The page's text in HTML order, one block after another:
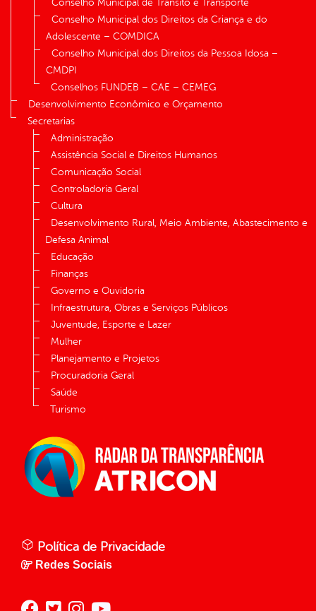
Conselho Municipal de Trânsito e Transporte
Conselho Municipal dos Direitos da Criança e do
Adolescente – COMDICA
Conselho Municipal dos Direitos da Pessoa Idosa –
CMDPI
Conselhos FUNDEB – CAE – CEMEG
Desenvolvimento Econômico e Orçamento
Secretarias
Administração
Assistência Social e Direitos Humanos
Comunicação Social
Controladoria Geral
Cultura
Desenvolvimento Rural, Meio Ambiente, Abastecimento e
Defesa Animal
Educação
Finanças
Governo e Ouvidoria
Infraestrutura, Obras e Serviços Públicos
Juventude, Esporte e Lazer
Mulher
Planejamento e Projetos
Procuradoria Geral
Saúde
Turismo
Política de Privacidade
Redes Sociais